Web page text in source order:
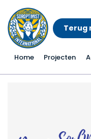
Terug
Home Projecten